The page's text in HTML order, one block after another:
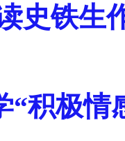
史铁生
“积极情